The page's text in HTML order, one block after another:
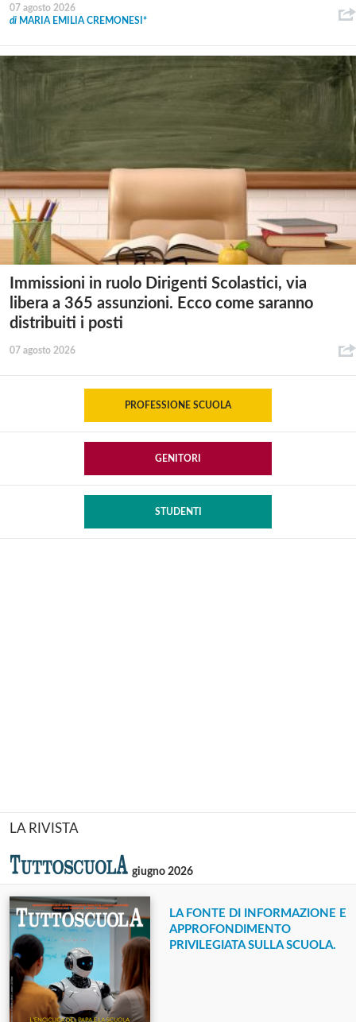
07 agosto 2026
di MARIA EMILIA CREMONESI*
Immissioni in ruolo Dirigenti Scolastici, via
libera a 365 assunzioni. Ecco come saranno
distribuiti i posti
07 agosto 2026
PROFESSIONE SCUOLA
GENITORI
STUDENTI
LA RIVISTA
giugno 2026
LA FONTE DI INFORMAZIONE E
APPROFONDIMENTO
PRIVILEGIATA SULLA SCUOLA.